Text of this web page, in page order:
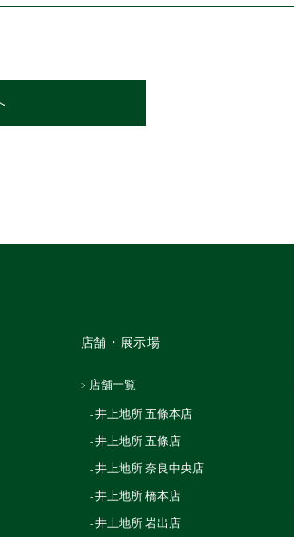
店舗・展示場
店舗一覧
井上地所 五條本店
井上地所 五條店
井上地所 奈良中央店
井上地所 橋本店
井上地所 岩出店